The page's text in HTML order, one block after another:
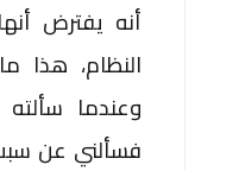
أنه يفترض
النظام، هذا
وعندما
فسألني عن